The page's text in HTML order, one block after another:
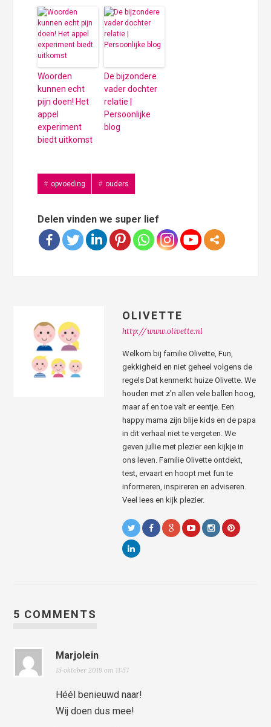
Woorden
kunnen echt
pijn doen! Het
appel
experiment
biedt uitkomst
De bijzondere
vader dochter
relatie |
Persoonlijke
blog
opvoeding ouders
Delen vinden we super lief
OLIVETTE
http://www.olivette.nl
Welkom bij familie Olivette, Fun,
gekkigheid en niet geheel volgens de
regels Dat kenmerkt huize Olivette. We
houden met z’n allen vele ballen hoog,
maar af en toe valt er eentje. Een
happy mama zijn blije kids en de papa
in dit verhaal niet te vergeten. We
geven jullie met plezier een kijkje in
ons leven. Familie Olivette ontdekt,
test, ervaart en hoopt met fun te
informeren, inspireren en adviseren.
Veel lees en kijk plezier.
5 COMMENTS
Marjolein
15 oktober 2019 om 11:57
Héél benieuwd naar!
Wij doen dus mee!